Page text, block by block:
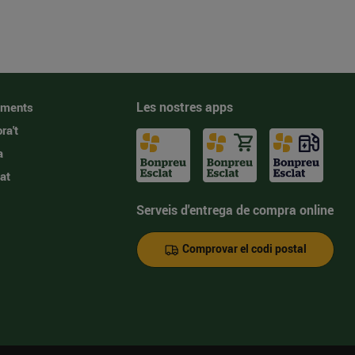
Les nostres apps
Serveis d'entrega de compra online
Comprovar el codi postal